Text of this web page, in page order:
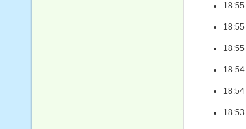
18:55
18:55
18:55
18:54
18:54
18:53